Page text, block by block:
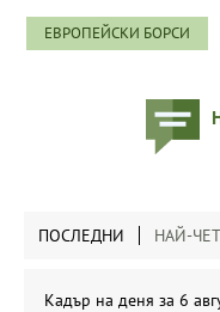
ЕВРОПЕЙСКИ БОРСИ
ПОСЛЕДНИ НАЙ-
Кадър на деня за 6